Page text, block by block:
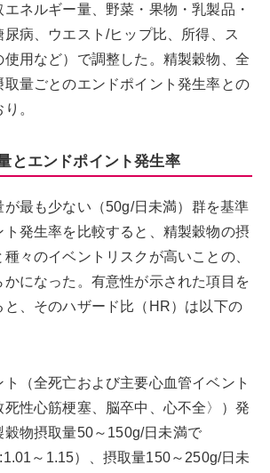
ネルギー量、野菜・果物・乳製品・
病、ウエスト/ヒップ比、所得、ス
使用など）で調整した。精製穀物、全
量ごとのエンドポイント発生率との
。
とエンドポイント発生率
最も少ない（50g/日未満）群を基準
ト発生率を比較すると、精製穀物の摂
々のイベントリスクが高いことの、
になった。有意性が示された項目を
と、そのハザード比（HR）は以下の
（全死亡および主要心血管イベント
死性心筋梗塞、脳卒中、心不全〉）発
穀物摂取量50～150g/日未満で
～1.15）、摂取量150～250g/日未